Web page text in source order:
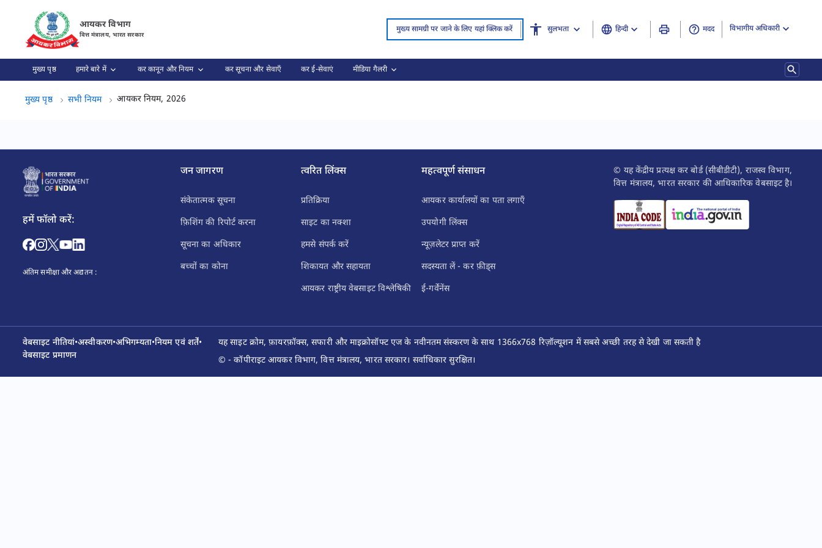
इनकम टैक्स नियम 2026 पृष्ठ लोड हो गया
आयकर विभाग
वित्त मंत्रालय, भारत सरकार
मुख्य सामग्री पर जाने के लिए यहां क्लिक करें सुलभता हिन्दी मदद विभागीय अधिकारी
मुख्य पृष्ठ हमारे बारे में कर कानून और नियम कर सूचना और सेवाएँ कर ई-सेवाएं मीडिया गैलरी
मुख्य पृष्ठ सभी नियम आयकर नियम, 2026
हमें फॉलो करें:
अंतिम समीक्षा और अद्यतन :
जन जागरण
संकेतात्मक सूचना
फ़िशिंग की रिपोर्ट करना
सूचना का अधिकार
बच्चों का कोना
त्वरित लिंक्स
प्रतिक्रिया
साइट का नक्शा
हमसे संपर्क करें
शिकायत और सहायता
आयकर राष्ट्रीय वेबसाइट विश्लेषिकी
महत्वपूर्ण संसाधन
आयकर कार्यालयों का पता लगाएँ
उपयोगी लिंक्स
न्यूज़लेटर प्राप्त करें
सदस्यता लें - कर फ़ीड्स
ई-गर्वेनेंस
© यह केंद्रीय प्रत्यक्ष कर बोर्ड (सीबीडीटी), राजस्व विभाग,
वित्त मंत्रालय, भारत सरकार की आधिकारिक वेबसाइट है।
वेबसाइट नीतियां•अस्वीकरण•अभिगम्यता•नियम एवं शर्तें•
वेबसाइट प्रमाणन
यह साइट क्रोम, फ़ायरफ़ॉक्स, सफारी और माइक्रोसॉफ्ट एज के नवीनतम संस्करण के साथ 1366x768 रिज़ॉल्यूशन में सबसे अच्छी तरह से देखी जा सकती है
© - कॉपीराइट आयकर विभाग, वित्त मंत्रालय, भारत सरकार। सर्वाधिकार सुरक्षित।